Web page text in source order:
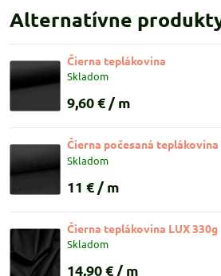
Alternatívne
Čierna teplákovina
Skladom
9,60 € / m
Čierna počesaná teplákovina
Skladom
11 € / m
Čierna teplákovina LUX 330g
Skladom
14,90 € / m